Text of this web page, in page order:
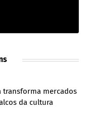
transforma mercados
da cultura